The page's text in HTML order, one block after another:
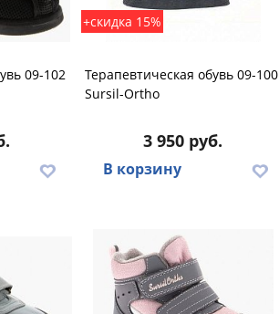
09-102
+скидка 15%
Терапевтическая обувь 09-100
Sursil-Ortho
3 950 руб.
В корзину